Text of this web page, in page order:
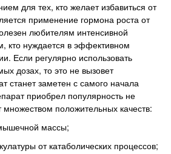
для тех, кто желает избавиться от
применение гормона роста от
любителям интенсивной
кто нуждается в эффективном
Если регулярно использовать
дозах, то это не вызовет
станет заметен с самого начала
приобрел популярность не
положительных качеств:
массы;
от катаболических процессов;